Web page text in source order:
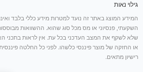
גילוי נאות
המידע המוצג באתר זה נועד למטרות מידע כללי בלבד ואינו
השקעתי, פנסיוני או מס מכל סוג שהוא. ההשוואות מבוססות
שלא לשקף את המצב העדכני בכל עת. אין לראות בתכני
או החזקה של מוצר פיננסי כלשהו. לפני כל החלטה
רישיון מתאים.